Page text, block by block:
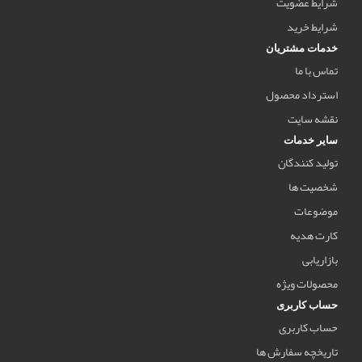
شرایط خرید
خدمات مشتریان
تماس با ما
استرداد محصول
نقشه سایت
سایر خدمات
تولید کنندگان
شخصیت ها
موضوعات
کارت هدیه
بازاریابی
محصولات ویژه
حساب کاربری
حساب کاربری
تاریخچه سفارش ها